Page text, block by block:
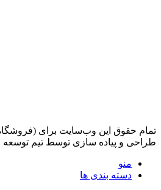
تمام حقوق اين وب‌سايت برای (فروشگاه
طراحی و پیاده سازی توسط تیم توسعه
منو
دسته بندی ها